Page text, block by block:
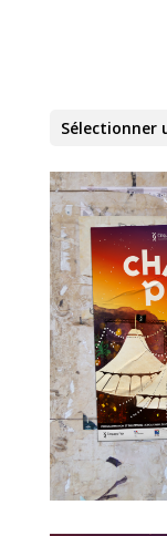
Sélectionner